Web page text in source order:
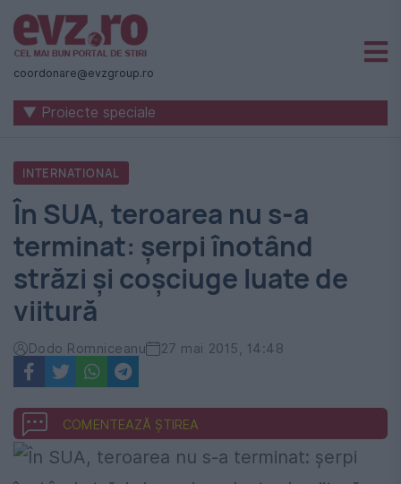
Știri
naționale
internaționale
România
Evenimentul
Zilei
coordonare@evzgroup.ro
▼ Proiecte speciale
INTERNATIONAL
În SUA, teroarea nu s-a
terminat: şerpi înotând
străzi şi coşciuge luate de
viitură
Dodo Romniceanu 27 mai 2015, 14:48
COMENTEAZĂ ȘTIREA